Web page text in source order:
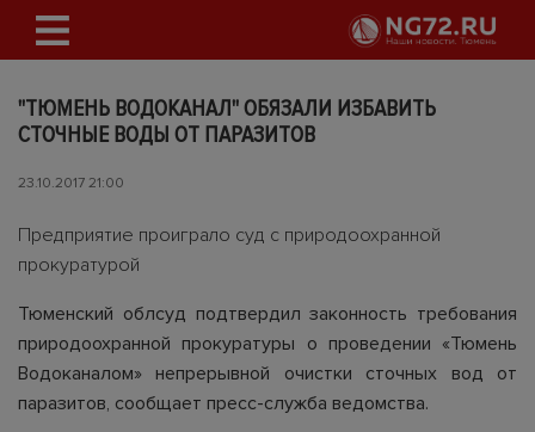
"ТЮМЕНЬ ВОДОКАНАЛ" ОБЯЗАЛИ ИЗБАВИТЬ
СТОЧНЫЕ ВОДЫ ОТ ПАРАЗИТОВ
23.10.2017 21:00
Предприятие проиграло суд с природоохранной
прокуратурой
Тюменский облсуд подтвердил законность требования
природоохранной прокуратуры о проведении «Тюмень
Водоканалом» непрерывной очистки сточных вод от
паразитов, сообщает пресс-служба ведомства.